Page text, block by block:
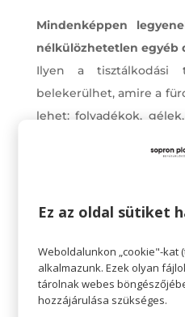
Mindenképpen
nélkülözhetetlen egyéb
Ilyen a tisztálkodási
belekerülhet, amire a
lehet: folyadékok,
természetesen ide
Ez az oldal sütiket
Weboldalunkon „cookie"-kat
alkalmazunk. Ezek olyan
tárolnak webes
hozzájárulása szükséges.